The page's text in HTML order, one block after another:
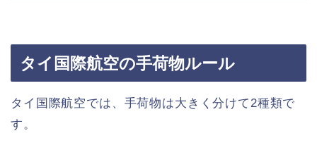
タイ国際航空の手荷物ルール
タイ国際航空では、手荷物は大きく分けて2種類で
す。